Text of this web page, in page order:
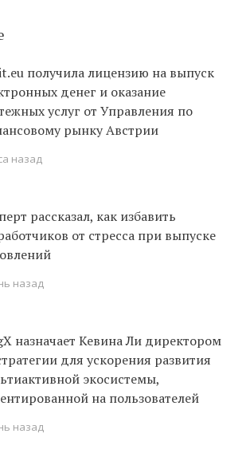
получила лицензию на выпуск
денег и оказание
услуг от Управления по
рынку Австрии
назад
рассказал, как избавить
от стресса при выпуске
назад
назначает Кевина Ли директором
для ускорения развития
экосистемы,
на пользователей
назад